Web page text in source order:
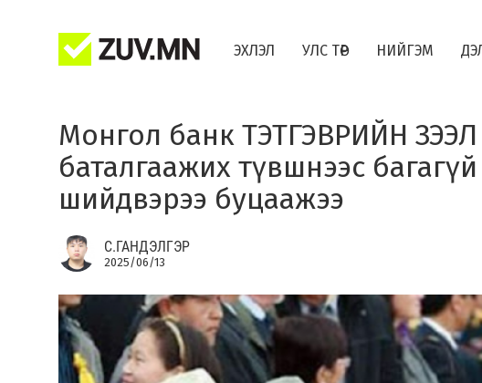
ЭХЛЭЛ УЛС ТӨР НИЙГЭМ
Монгол банк ТЭТГЭВРИЙН
баталгаажих түвшнээс
шийдвэрээ буцаажээ
С.ГАНДЭЛГЭР
2025/06/13